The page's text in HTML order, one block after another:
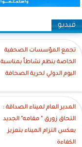
فيديو
تجمع المؤسسات الصحفية
الخاصة ينظم نشاطاً بمناسبة
اليوم الدولي لحرية الصحافة
‎المدير العام لميناء الصداقة :
التحاق زورق " مقامه" الجديد
يعكس التزام الميناء بتعزيز
الكفاءة